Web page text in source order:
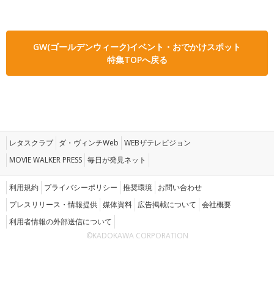
GW(ゴールデンウィーク)イベント・おでかけスポット
特集TOPへ戻る
レタスクラブ ダ・ヴィンチWeb WEBザテレビジョン
MOVIE WALKER PRESS 毎日が発見ネット
利用規約 プライバシーポリシー 推奨環境 お問い合わせ
プレスリリース・情報提供 媒体資料 広告掲載について 会社概要
利用者情報の外部送信について
©KADOKAWA CORPORATION